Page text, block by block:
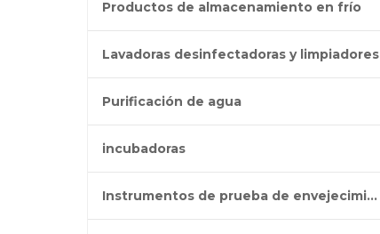
Productos de almacenamiento en frío
Lavadoras desinfectadoras y limpiadores
Purificación de agua
incubadoras
Instrumentos de prueba de envejecimiento